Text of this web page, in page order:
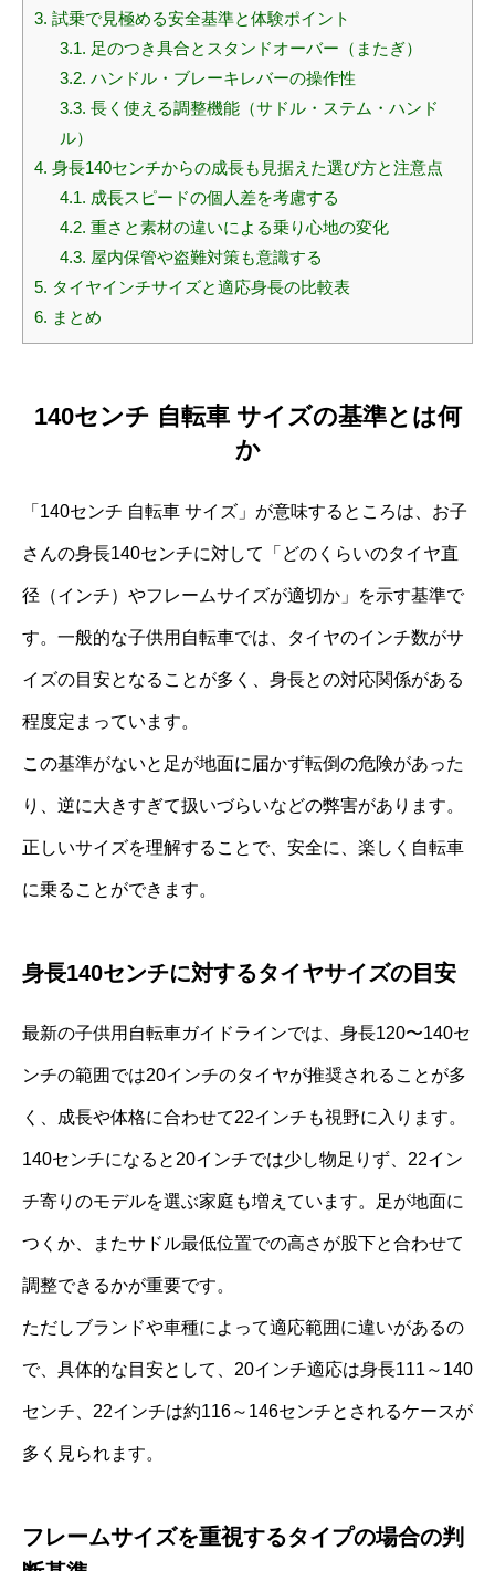
3. 試乗で見極める安全基準と体験ポイント
3.1. 足のつき具合とスタンドオーバー（またぎ）
3.2. ハンドル・ブレーキレバーの操作性
3.3. 長く使える調整機能（サドル・ステム・ハンド
ル）
4. 身長140センチからの成長も見据えた選び方と注意点
4.1. 成長スピードの個人差を考慮する
4.2. 重さと素材の違いによる乗り心地の変化
4.3. 屋内保管や盗難対策も意識する
5. タイヤインチサイズと適応身長の比較表
6. まとめ
140センチ 自転車 サイズの基準とは何
か
「140センチ 自転車 サイズ」が意味するところは、お子
さんの身長140センチに対して「どのくらいのタイヤ直
径（インチ）やフレームサイズが適切か」を示す基準で
す。一般的な子供用自転車では、タイヤのインチ数がサ
イズの目安となることが多く、身長との対応関係がある
程度定まっています。
この基準がないと足が地面に届かず転倒の危険があった
り、逆に大きすぎて扱いづらいなどの弊害があります。
正しいサイズを理解することで、安全に、楽しく自転車
に乗ることができます。
身長140センチに対するタイヤサイズの目安
最新の子供用自転車ガイドラインでは、身長120〜140セ
ンチの範囲では20インチのタイヤが推奨されることが多
く、成長や体格に合わせて22インチも視野に入ります。
140センチになると20インチでは少し物足りず、22イン
チ寄りのモデルを選ぶ家庭も増えています。足が地面に
つくか、またサドル最低位置での高さが股下と合わせて
調整できるかが重要です。
ただしブランドや車種によって適応範囲に違いがあるの
で、具体的な目安として、20インチ適応は身長111～140
センチ、22インチは約116～146センチとされるケースが
多く見られます。
フレームサイズを重視するタイプの場合の判